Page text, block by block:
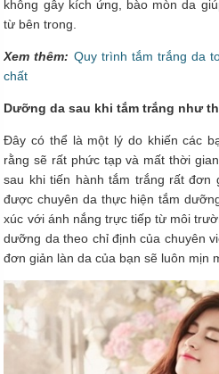
không gây kích ứng, bào mòn da
từ bên trong.
Xem thêm: Quy trình tắm trắng da
chất
Dưỡng da sau khi tắm trắng như
Đây có thể là một lý do khiến các
rằng sẽ rất phức tạp và mất thời
sau khi tiến hành tắm trắng rất đơn
được chuyên da thực hiện tắm
xúc với ánh nắng trực tiếp từ môi
dưỡng da theo chỉ định của chuyên
đơn giản làn da của bạn sẽ luôn mịn